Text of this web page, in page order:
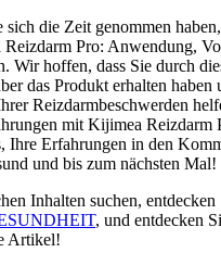
die Zeit genommen
Pro: Anwendung,
Wir hoffen, dass Sie durch
das Produkt erhalten haben
Reizdarmbeschwerden
mit Kijimea Reizdarm
Ihre Erfahrungen in den
und bis zum nächsten Mal!
Inhalten suchen, entdecken
, und entdecken
Artikel!